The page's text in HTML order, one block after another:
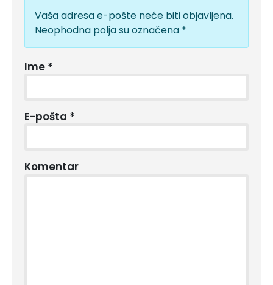
Vaša adresa e-pošte neće biti objavljena.
Neophodna polja su označena *
Ime *
E-pošta *
Komentar